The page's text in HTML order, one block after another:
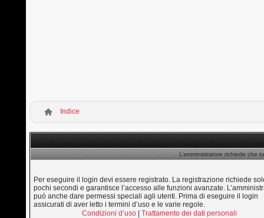
Indice
L’amministratore richiede che
Per eseguire il login devi essere registrato. La registrazione richiede
pochi secondi e garantisce l’accesso alle funzioni avanzate.
puó anche dare permessi speciali agli utenti. Prima di eseguire il login
assicurati di aver letto i termini d’uso e le varie regole.
Condizioni d’uso |Trattamento dei dati personali